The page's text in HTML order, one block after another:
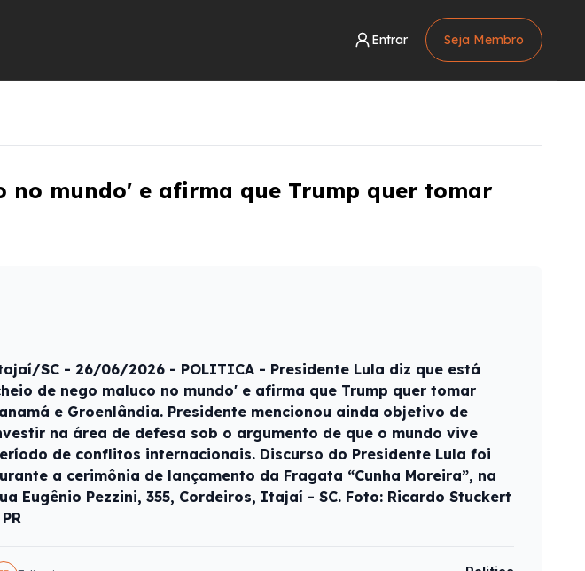
Entrar Seja Membro
no mundo' e afirma que Trump quer tomar
SC - 26/06/2026 - POLITICA - Presidente Lula diz que está
de nego maluco no mundo' e afirma que Trump quer tomar
e Groenlândia. Presidente mencionou ainda objetivo de
na área de defesa sob o argumento de que o mundo vive
de conflitos internacionais. Discurso do Presidente Lula foi
a cerimônia de lançamento da Fragata “Cunha Moreira”, na
Eugênio Pezzini, 355, Cordeiros, Itajaí - SC. Foto: Ricardo Stuckert